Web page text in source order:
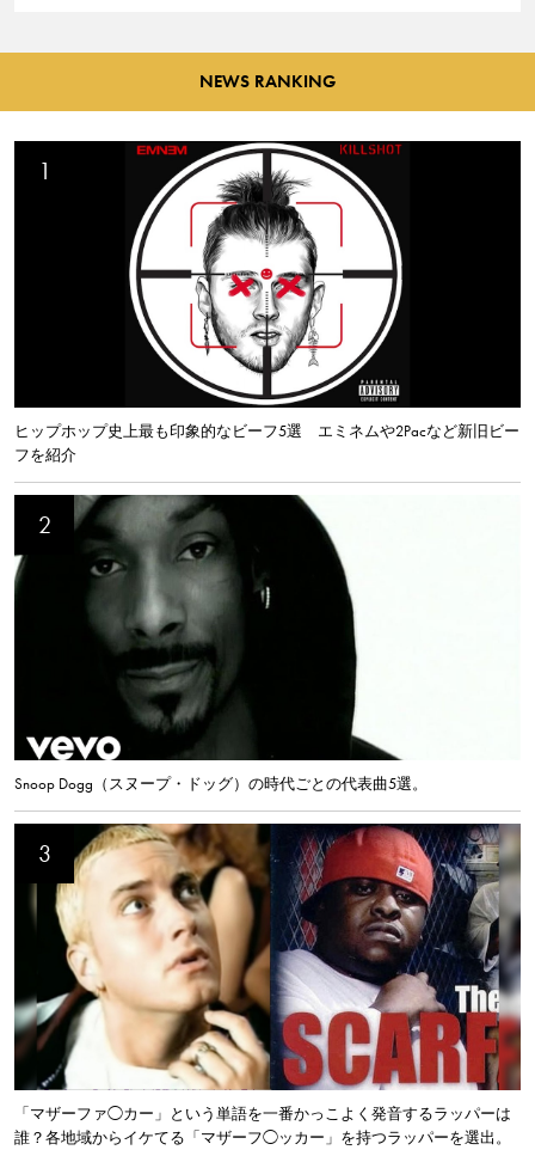
NEWS RANKING
ヒップホップ史上最も印象的なビーフ5選 エミネムや2Pacなど新旧ビー
フを紹介
Snoop Dogg（スヌープ・ドッグ）の時代ごとの代表曲5選。
「マザーファ◯カー」という単語を一番かっこよく発音するラッパーは
誰？各地域からイケてる「マザーフ◯ッカー」を持つラッパーを選出。